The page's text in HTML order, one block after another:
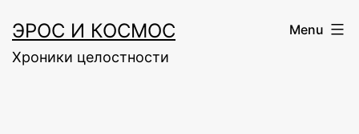
to
content
ЭРОС И КОСМОС
Хроники целостности
Menu